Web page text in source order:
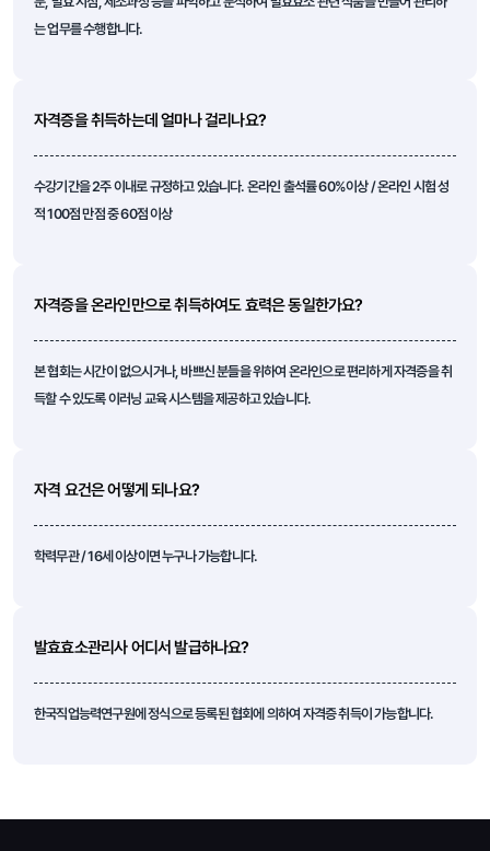
는 업무를 수행합니다.
자격증을 취득하는데 얼마나 걸리나요?
수강기간을 2주 이내로 규정하고 있습니다. 온라인 출석률 60%이상 / 온라인 시험 성
적 100점 만점 중 60점 이상
자격증을 온라인만으로 취득하여도 효력은 동일한가요?
본 협회는 시간이 없으시거나, 바쁘신 분들을 위하여 온라인으로 편리하게 자격증을 취
득할 수 있도록 이러닝 교육 시스템을 제공하고 있습니다.
자격 요건은 어떻게 되나요?
학력무관 / 16세 이상이면 누구나 가능합니다.
발효효소관리사 어디서 발급하나요?
한국직업능력연구원에 정식으로 등록된 협회에 의하여 자격증 취득이 가능합니다.